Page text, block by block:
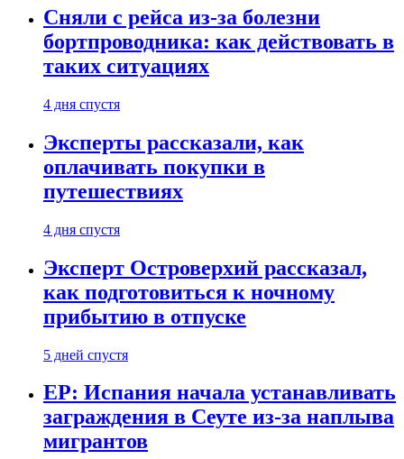
Сняли с рейса из-за болезни
бортпроводника: как действовать в
таких ситуациях
4 дня спустя
Эксперты рассказали, как
оплачивать покупки в
путешествиях
4 дня спустя
Эксперт Островерхий рассказал,
как подготовиться к ночному
прибытию в отпуске
5 дней спустя
EP: Испания начала устанавливать
заграждения в Сеуте из-за наплыва
мигрантов